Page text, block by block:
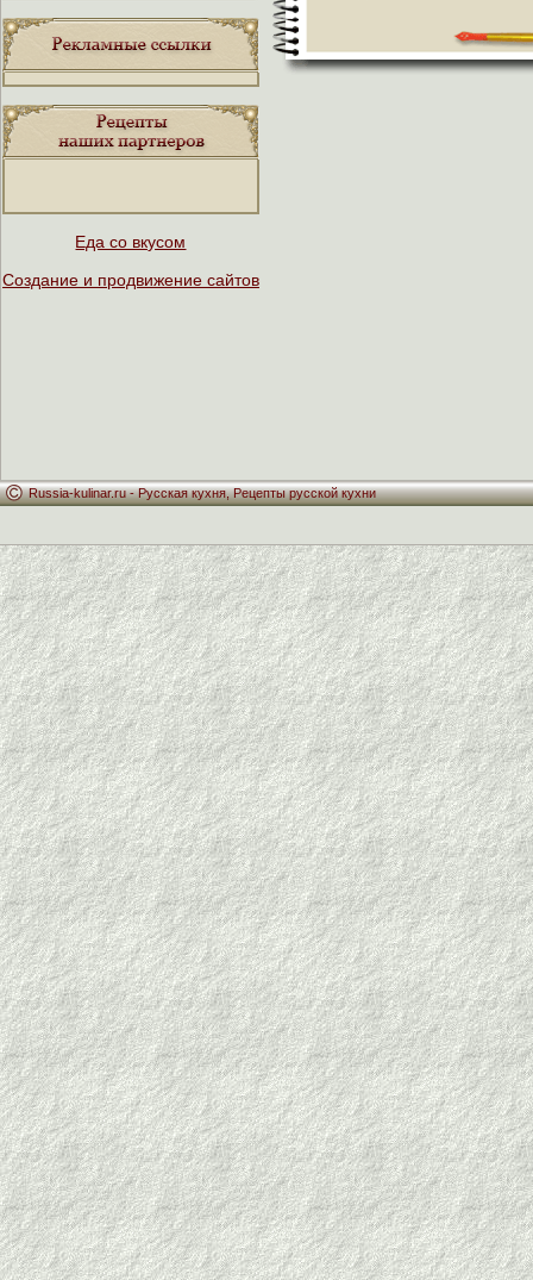
Еда со вкусом
Создание и продвижение сайтов
Russia-kulinar.ru -Русская кухня,Рецепты русской кухни